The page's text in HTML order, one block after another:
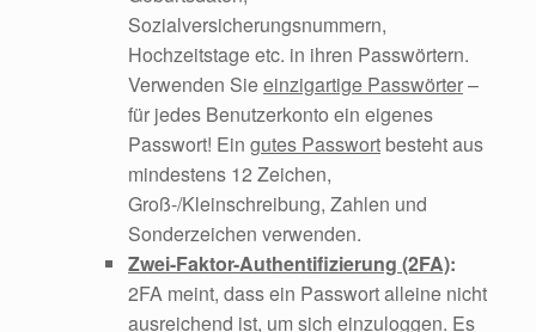
Sozialversicherungsnummern,
Hochzeitstage etc. in ihren Passwörtern.
Verwenden Sieeinzigartige Passwörter–
für jedes Benutzerkonto ein eigenes
Passwort! Ein gutes Passwort besteht aus
mindestens 12 Zeichen,
Groß-/Kleinschreibung, Zahlen und
Sonderzeichen verwenden.
Zwei-Faktor-Authentifizierung (2FA):
2FA meint, dass ein Passwort alleine nicht
ausreichend ist, um sich einzuloggen. Es